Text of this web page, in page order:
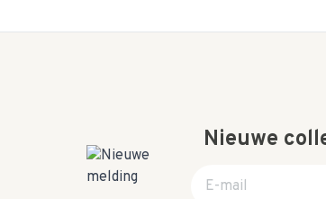
Nieuwe
E-mail adres